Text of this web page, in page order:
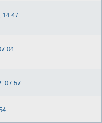
14:47
07:57